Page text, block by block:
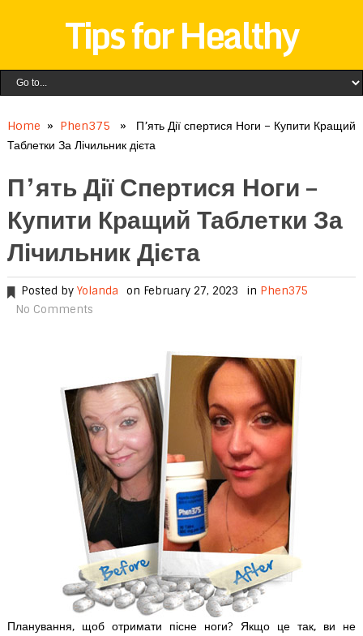
Tips for Healthy
Home » Phen375 » П’ять Дії спертися Ноги – Купити Кращий
Таблетки За Лічильник дієта
П’ять Дії Спертися Ноги –
Купити Кращий Таблетки За
Лічильник Дієта
Posted by Yolanda on February 27, 2023 in Phen375
No Comments
Планування, щоб отримати пісне ноги? Якщо це так, ви не